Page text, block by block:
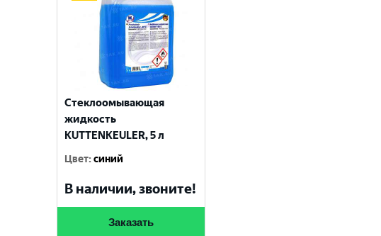
Стеклоомывающая
жидкость
KUTTENKEULER, 5 л
Цвет:синий
В наличии, звоните!
Заказать